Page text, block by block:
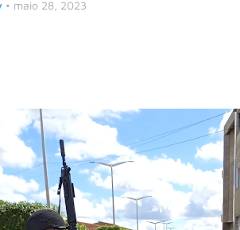
• maio 28, 2023